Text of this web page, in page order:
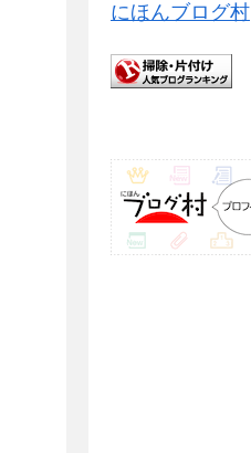
にほんブログ村